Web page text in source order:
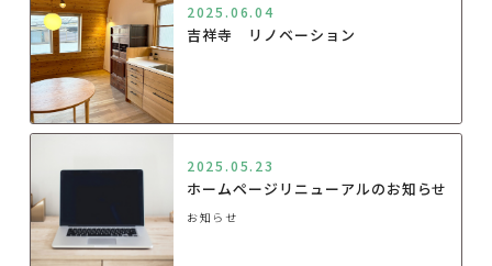
2025.06.04
吉祥寺 リノベーション
2025.05.23
ホームページリニューアルのお知らせ
お知らせ